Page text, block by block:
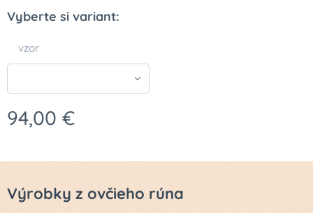
Vyberte si variant:
vzor
94,00 €
Výrobky z ovčieho rúna